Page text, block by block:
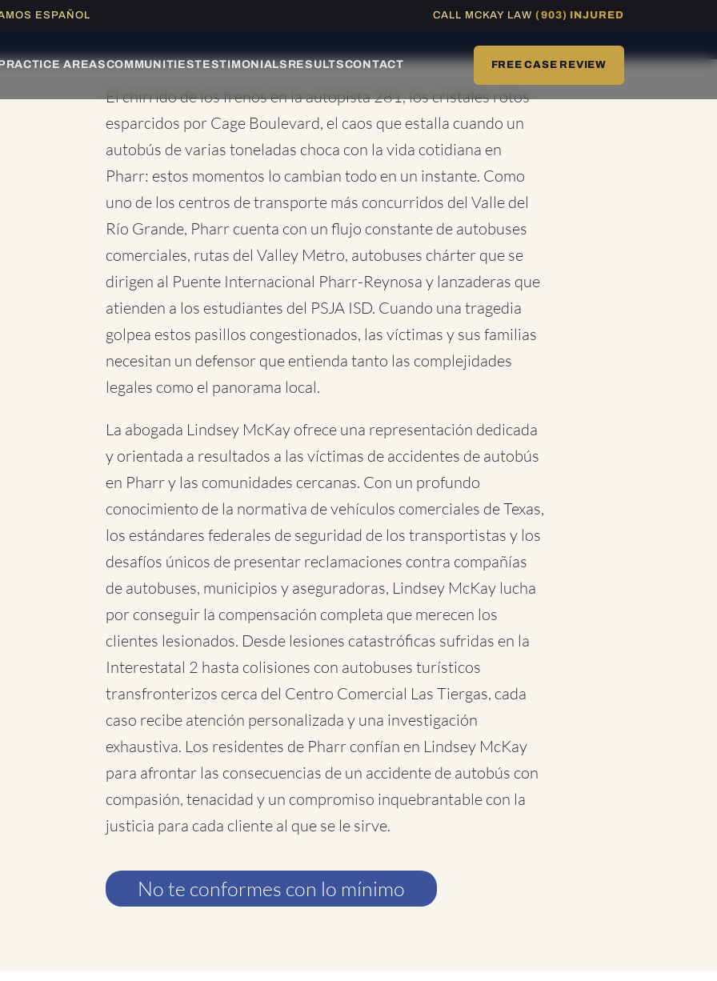
ESPAÑOL CALL MCKAY LAW(903) INJURED
AREASCOMMUNITIESTESTIMONIALSRESULTSCONTACT FREE CASE REVIEW
GRATUITA DE CASOS DISPONIBLE 24/7
El chirrido de los frenos en la autopista 281, los cristales rotos
esparcidos por Cage Boulevard, el caos que estalla cuando un
autobús de varias toneladas choca con la vida cotidiana en
Pharr: estos momentos lo cambian todo en un instante. Como
uno de los centros de transporte más concurridos del Valle del
Río Grande, Pharr cuenta con un flujo constante de autobuses
comerciales, rutas del Valley Metro, autobuses chárter que se
dirigen al Puente Internacional Pharr-Reynosa y lanzaderas que
atienden a los estudiantes del PSJA ISD. Cuando una tragedia
golpea estos pasillos congestionados, las víctimas y sus familias
necesitan un defensor que entienda tanto las complejidades
legales como el panorama local.
La abogada Lindsey McKay ofrece una representación dedicada
y orientada a resultados a las víctimas de accidentes de autobús
en Pharr y las comunidades cercanas. Con un profundo
conocimiento de la normativa de vehículos comerciales de Texas,
los estándares federales de seguridad de los transportistas y los
desafíos únicos de presentar reclamaciones contra compañías
de autobuses, municipios y aseguradoras, Lindsey McKay lucha
por conseguir la compensación completa que merecen los
clientes lesionados. Desde lesiones catastróficas sufridas en la
Interestatal 2 hasta colisiones con autobuses turísticos
transfronterizos cerca del Centro Comercial Las Tiergas, cada
caso recibe atención personalizada y una investigación
exhaustiva. Los residentes de Pharr confían en Lindsey McKay
para afrontar las consecuencias de un accidente de autobús con
compasión, tenacidad y un compromiso inquebrantable con la
justicia para cada cliente al que se le sirve.
No te conformes con lo mínimo